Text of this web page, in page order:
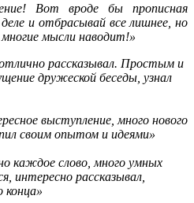
Вот вроде бы прописная
и отбрасывай все лишнее, но
мысли наводит!»
рассказывал. Простым и
дружеской беседы, узнал
выступление, много нового
своим опытом и идеями»
каждое слово, много умных
интересно рассказывал,
конца»